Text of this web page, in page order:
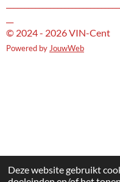
Deze website gebruikt
© 2024 - 2026 VIN-Cent
Powered by JouwWeb